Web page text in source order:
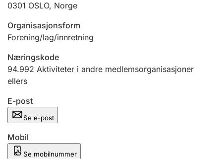
Ektepaktveileder
0301 OSLO, Norge
Organisasjonsform
Forening/lag/innretning
Næringskode
94.992 Aktiviteter i andre medlemsorganisasjoner
ellers
E-post
Se e-post
Mobil
Se mobilnummer